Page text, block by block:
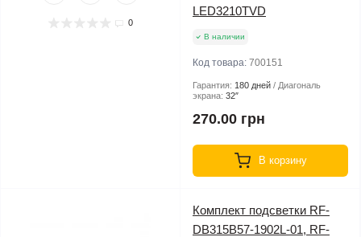
0
LED3210TVD
В наличии
Код товара: 700151
Гарантия: 180 дней
Диагональ
экрана: 32″
270.00 грн
В корзину
Комплект подсветки RF-
DB315B57-1902L-01, RF-